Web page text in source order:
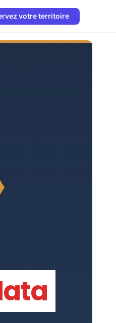
votre territoire